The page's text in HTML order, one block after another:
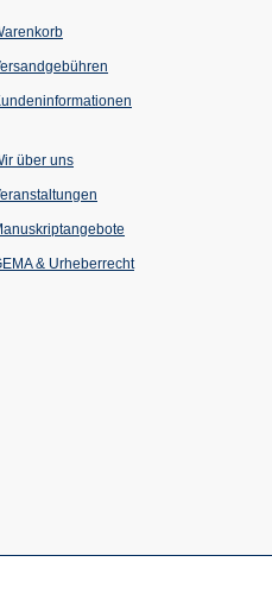
über uns
einem
Tab)
& Urheberrecht